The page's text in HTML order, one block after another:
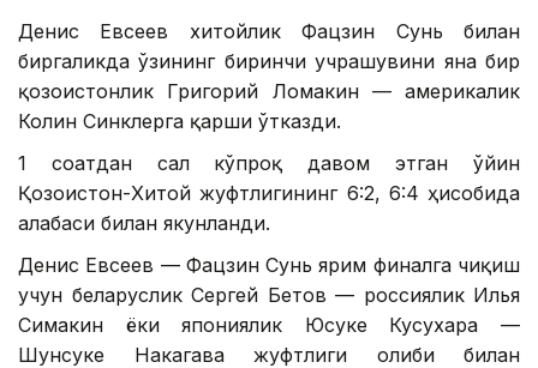
Денис Евсеев хитойлик Фацзин Сунь билан
биргаликда ўзининг биринчи учрашувини яна бир
қозоғистонлик Григорий Ломакин — америкалик
Колин Синклерга қарши ўтказди.
1 соатдан сал кўпроқ давом этган ўйин
Қозоғистон-Хитой жуфтлигининг 6:2, 6:4 ҳисобида
ғалабаси билан якунланди.
Денис Евсеев — Фацзин Сунь ярим финалга чиқиш
учун беларуслик Сергей Бетов — россиялик Илья
Симакин ёки япониялик Юсуке Кусухара —
Шунсуке Накагава жуфтлиги ғолиби билан